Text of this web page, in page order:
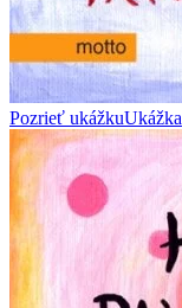
Pozrieť ukážkuUkážka